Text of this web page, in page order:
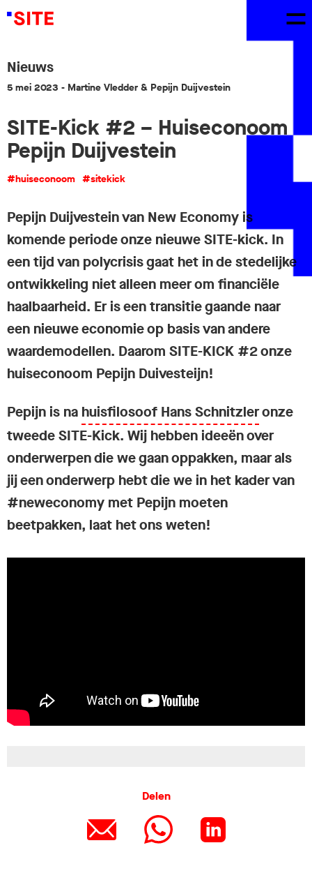
Nieuws
5 mei 2023 - Martine Vledder & Pepijn Duijvestein
SITE-Kick #2 – Huiseconoom
Pepijn Duijvestein
#huiseconoom #sitekick
Pepijn Duijvestein van New Economy is
komende periode onze nieuwe SITE-kick. In
een tijd van polycrisis gaat het in de stedelijke
ontwikkeling niet alleen meer om financiële
haalbaarheid. Er is een transitie gaande naar
een nieuwe economie op basis van andere
waardemodellen. Daarom SITE-KICK #2 onze
huiseconoom Pepijn Duivesteijn!
Pepijn is na huisfilosoof Hans Schnitzleronze
tweede SITE-Kick. Wij hebben ideeën over
onderwerpen die we gaan oppakken, maar als
jij een onderwerp hebt die we in het kader van
#neweconomy met Pepijn moeten
beetpakken, laat het ons weten!
Delen